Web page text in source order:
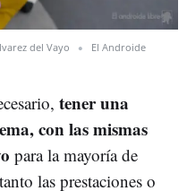
del Vayo
El Androide
tener una
con las mismas
para la mayoría de
las prestaciones o